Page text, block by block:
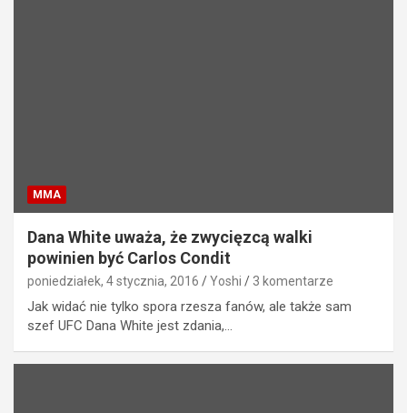
MMA
Dana White uważa, że zwycięzcą walki
powinien być Carlos Condit
poniedziałek, 4 stycznia, 2016 Yoshi 3 komentarze
Jak widać nie tylko spora rzesza fanów, ale także sam
szef UFC Dana White jest zdania,…